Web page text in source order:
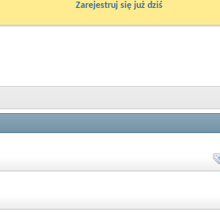
Zarejestruj się już dziś